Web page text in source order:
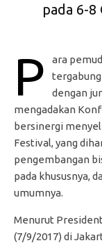
pada 6-8
P
ara
tergabung
dengan
mengadakan
bersinergi
Festival, yang
pengembangan
pada khususnya,
umumnya.
Menurut
(7/9/2017) di